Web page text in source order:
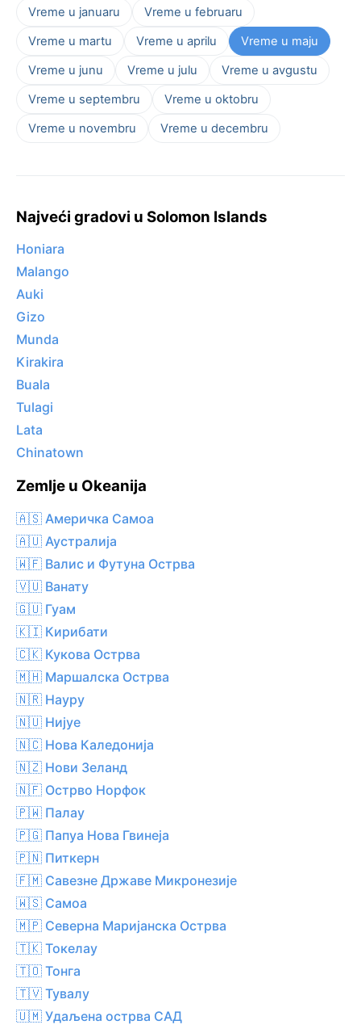
Vreme u januaru
Vreme u februaru
Vreme u martu
Vreme u aprilu
Vreme u maju
Vreme u junu
Vreme u julu
Vreme u avgustu
Vreme u septembru
Vreme u oktobru
Vreme u novembru
Vreme u decembru
Najveći gradovi u Solomon Islands
Honiara
Malango
Auki
Gizo
Munda
Kirakira
Buala
Tulagi
Lata
Chinatown
Zemlje u Okeanija
🇦🇸 Америчка Самоа
🇦🇺 Аустралија
🇼🇫 Валис и Футуна Острва
🇻🇺 Ванату
🇬🇺 Гуам
🇰🇮 Кирибати
🇨🇰 Кукова Острва
🇲🇭 Маршалска Острва
🇳🇷 Науру
🇳🇺 Нијуе
🇳🇨 Нова Каледонија
🇳🇿 Нови Зеланд
🇳🇫 Острво Норфок
🇵🇼 Палау
🇵🇬 Папуа Нова Гвинеја
🇵🇳 Питкерн
🇫🇲 Савезне Државе Микронезије
🇼🇸 Самоа
🇲🇵 Северна Маријанска Острва
🇹🇰 Токелау
🇹🇴 Тонга
🇹🇻 Тувалу
🇺🇲 Удаљена острва САД